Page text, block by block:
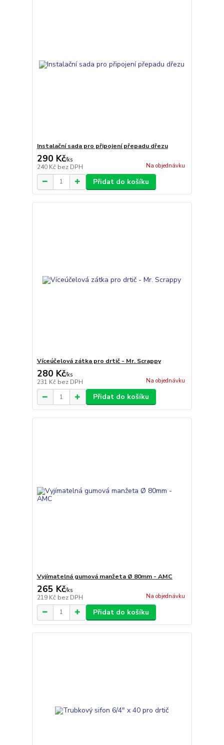
Instalační sada pro připojení přepadu dřezu
290 Kč/ks
240 Kč bez DPH Na objednávku
Přidat do košíku
Víceúčelová zátka pro drtič - Mr. Scrappy
280 Kč/ks
231 Kč bez DPH Na objednávku
Přidat do košíku
Vyjímatelná gumová manžeta Ø 80mm - AMC
265 Kč/ks
219 Kč bez DPH Na objednávku
Přidat do košíku